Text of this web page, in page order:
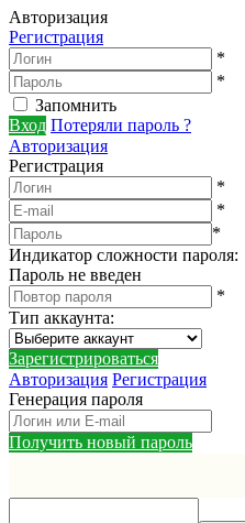
Авторизация
Регистрация
*
*
Запомнить
Вход Потеряли пароль ?
Авторизация
Регистрация
*
*
*
Индикатор сложности пароля:
Пароль не введен
*
Тип аккаунта:
Зарегистрироваться
Авторизация Регистрация
Генерация пароля
Получить новый пароль